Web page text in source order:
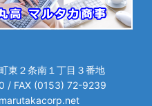
ン
東２条南１丁目３番地
/ FAX (0153) 72-9239